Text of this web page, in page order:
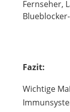
Fernseher,
Fazit:
Wichtige